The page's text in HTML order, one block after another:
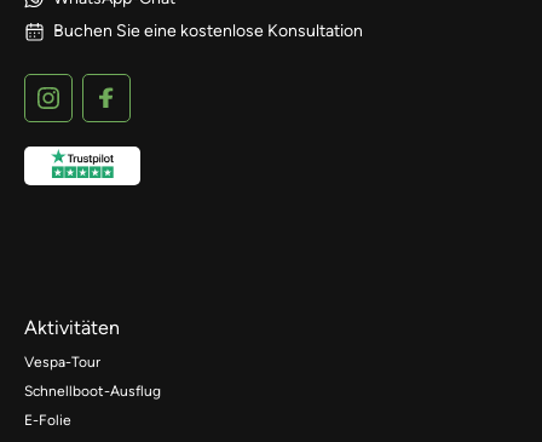
Buchen Sie eine kostenlose Konsultation
Aktivitäten
Vespa-Tour
Schnellboot-Ausflug
E-Folie